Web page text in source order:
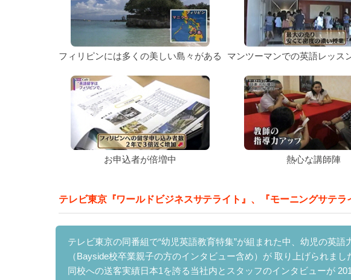
フィリピンには多くの美しい島々がある マンツーマンでの英語レッス
お申込者が倍増中 熱心な講師陣
テレビ東京『ワールドビジネスサテライト』、『モーニングサテラ
テレビ東京の同番組で“幼児英語教育特集”が組まれた中、幼児の英
（Bayside校卒業親子の方のインタビュー含め）が 取り上げられまし
同校への送客実績日本1を誇る当社内とスタッフのインタビューが